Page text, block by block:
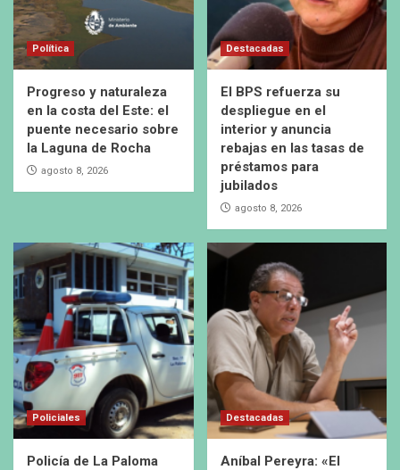
Política
Progreso y naturaleza
en la costa del Este: el
puente necesario sobre
la Laguna de Rocha
agosto 8, 2026
Destacadas
El BPS refuerza su
despliegue en el
interior y anuncia
rebajas en las tasas de
préstamos para
jubilados
agosto 8, 2026
Policiales
Policía de La Paloma
Destacadas
Aníbal Pereyra: «El